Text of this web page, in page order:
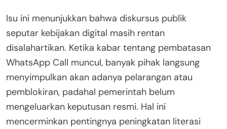
Isu ini menunjukkan bahwa diskursus publik
seputar kebijakan digital masih rentan
disalahartikan. Ketika kabar tentang pembatasan
WhatsApp Call muncul, banyak pihak langsung
menyimpulkan akan adanya pelarangan atau
pemblokiran, padahal pemerintah belum
mengeluarkan keputusan resmi. Hal ini
mencerminkan pentingnya peningkatan literasi